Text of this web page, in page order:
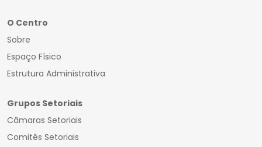
O Centro
Sobre
Espaço Físico
Estrutura Administrativa
Grupos Setoriais
Câmaras Setoriais
Comitês Setoriais